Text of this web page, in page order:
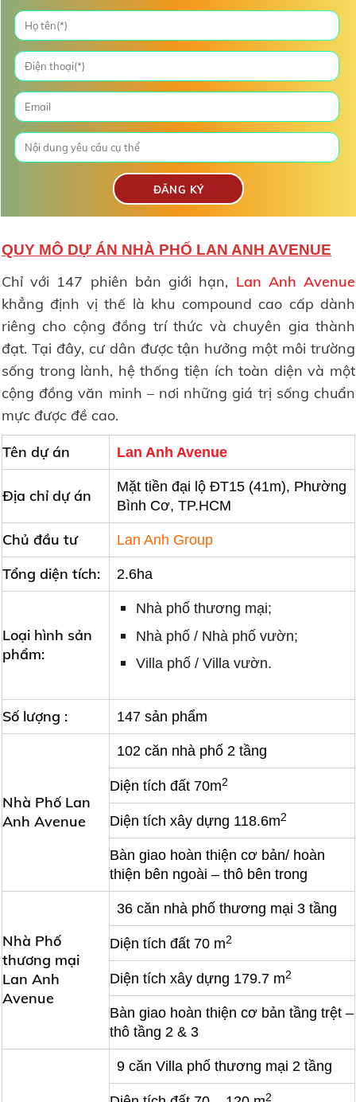
QUY MÔ DỰ ÁN NHÀ PHỐ LAN ANH AVENUE
Chỉ với 147 phiên bản giới hạn, Lan Anh Avenue
khẳng định vị thế là khu compound cao cấp dành
riêng cho cộng đồng trí thức và chuyên gia thành
đạt. Tại đây, cư dân được tận hưởng một môi trường
sống trong lành, hệ thống tiện ích toàn diện và một
cộng đồng văn minh – nơi những giá trị sống chuẩn
mực được đề cao.
Tên dự án
Lan Anh Avenue
Địa chỉ dự án
Mặt tiền đại lộ ĐT15 (41m), Phường
Bình Cơ, TP.HCM
Chủ đầu tư Lan Anh Group
Tổng diện tích: 2.6ha
Loại hình sản
phẩm:
Nhà phố thương mại;
Nhà phố / Nhà phố vườn;
Villa phố / Villa vườn.
Số lượng : 147 sản phẩm
Nhà Phố Lan
Anh Avenue
102 căn nhà phố 2 tầng
Diện tích đất 70m2
Diện tích xây dựng 118.6m2
Bàn giao hoàn thiện cơ bản/ hoàn
thiện bên ngoài – thô bên trong
Nhà Phố
thương mại
Lan Anh
Avenue
36 căn nhà phố thương mại 3 tầng
Diện tích đất 70 m2
Diện tích xây dựng 179.7 m2
Bàn giao hoàn thiện cơ bản tầng trệt –
thô tầng 2 & 3
9 căn Villa phố thương mại 2 tầng
2